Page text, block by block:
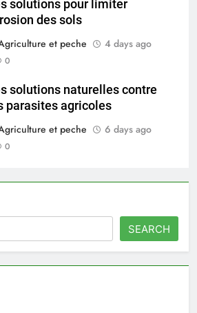
solutions pour limiter
des sols
et peche
4 days ago
0
solutions naturelles contre
parasites agricoles
et peche
6 days ago
0
SEARCH